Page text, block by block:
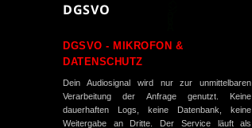
DGSVO
DGSVO - MIKROFON &
DATENSCHUTZ
Dein Audiosignal wird nur zur unmittelbaren
Verarbeitung der Anfrage genutzt. Keine
dauerhaften Logs, keine Datenbank, keine
Weitergabe an Dritte. Der Service läuft als